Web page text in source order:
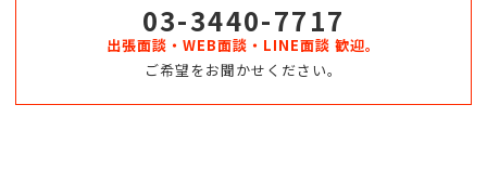
03-3440-7717
出張面談・WEB面談・LINE面談 歓迎。
ご希望をお聞かせください。